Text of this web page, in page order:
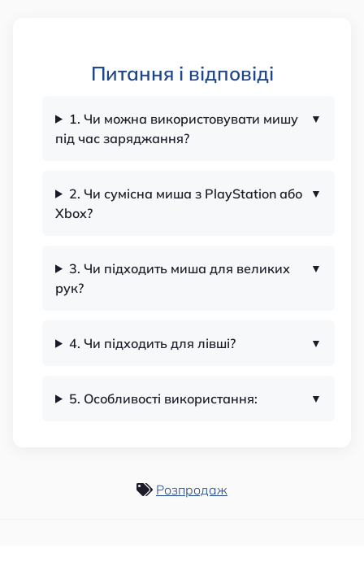
Питання і відповіді
1. Чи можна використовувати мишу
під час заряджання?
2. Чи сумісна миша з PlayStation або
Xbox?
3. Чи підходить миша для великих
рук?
4. Чи підходить для лівші?
5. Особливості використання:
Розпродаж